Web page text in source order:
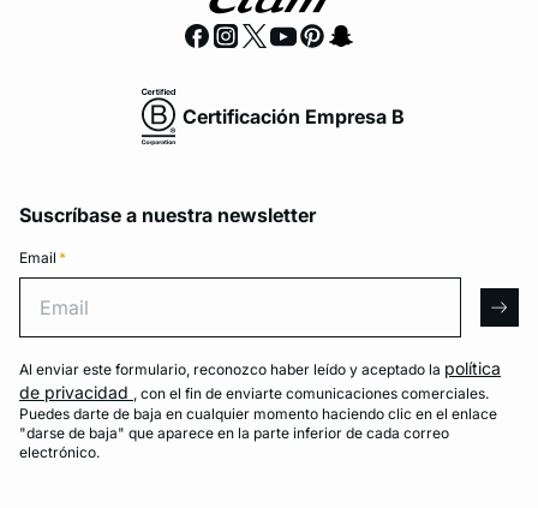
Certificación Empresa B
Suscríbase a nuestra newsletter
Email *
Al enviar este formulario, reconozco haber leído y aceptado la política
de privacidad , con el fin de enviarte comunicaciones comerciales.
Puedes darte de baja en cualquier momento haciendo clic en el enlace
"darse de baja" que aparece en la parte inferior de cada correo
electrónico.